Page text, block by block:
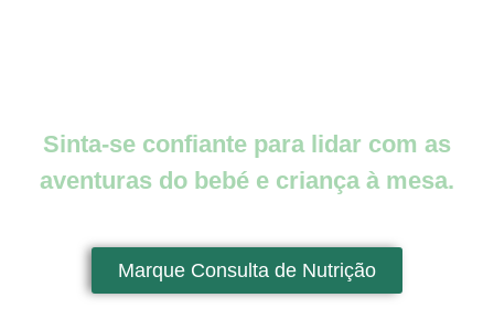
Sinta-se confiante para lidar com as
aventuras do bebé e criança à mesa.
Marque Consulta de Nutrição